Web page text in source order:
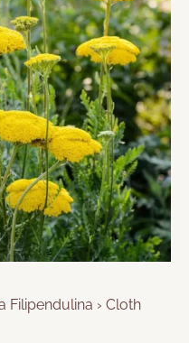
Filipendulina › Cloth